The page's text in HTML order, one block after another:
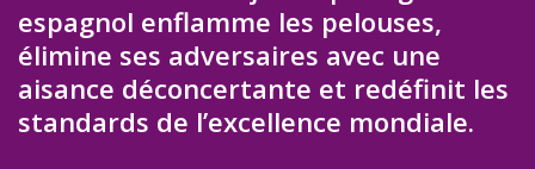
espagnol enflamme les pelouses,
élimine ses adversaires avec une
aisance déconcertante et redéfinit les
standards de l’excellence mondiale.